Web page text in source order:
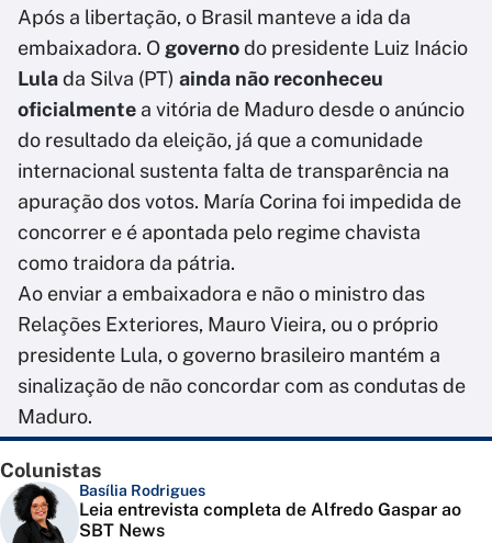
Após a libertação, o Brasil manteve a ida da
embaixadora. O governodo presidente Luiz Inácio
Lulada Silva (PT) ainda não reconheceu
oficialmente a vitória de Maduro desde o anúncio
do resultado da eleição, já que a comunidade
internacional sustenta falta de transparência na
apuração dos votos. María Corina foi impedida de
concorrer e é apontada pelo regime chavista
como traidora da pátria.
Ao enviar a embaixadora e não o ministro das
Relações Exteriores, Mauro Vieira, ou o próprio
presidente Lula, o governo brasileiro mantém a
sinalização de não concordar com as condutas de
Maduro.
Colunistas
Basília Rodrigues
Leia entrevista completa de Alfredo Gaspar ao
SBT News